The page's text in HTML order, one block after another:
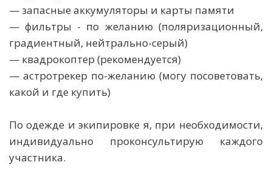
— запасные аккумуляторы и карты памяти
— фильтры - по желанию (поляризационный,
градиентный, нейтрально-серый)
— квадрокоптер (рекомендуется)
— астротрекер по-желанию (могу посоветовать,
какой и где купить)
По одежде и экипировке я, при необходимости,
индивидуально проконсультирую каждого
участника.